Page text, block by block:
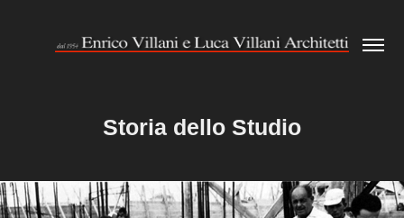
Storia dello Studio